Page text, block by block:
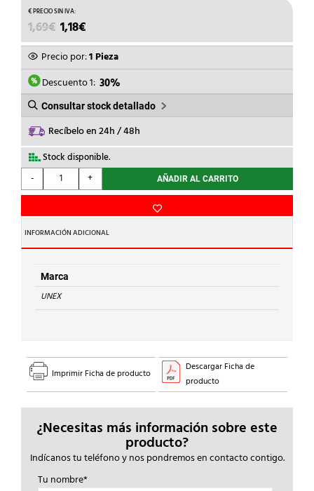
1,69€ EL
PRECIO
ORIGINAL
ERA:
1,69€.
1,18€
PRECIO
ACTUAL
ES:
1,18€.
Precio por:1 Pieza
Descuento 1: 30%
Consultar stock detallado
Recíbelo en 24h / 48h
Stock disponible.
-
UNEX
-
INTERIOR
PVC
P/78022/78072
BL.NV.
cantidad
+ AÑADIR AL CARRITO
INFORMACIÓN ADICIONAL
Marca
UNEX
Imprimir Ficha de producto
Descargar Ficha de
producto
¿Necesitas más información sobre este
producto?
Indícanos tu teléfono y nos pondremos en contacto contigo.
Tu nombre*